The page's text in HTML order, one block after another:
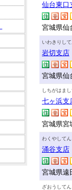
仙台東口
宮城県仙
いわきりして
岩切支店
宮城県仙
しちがはまし
七ヶ浜支
宮城県宮
わくやしてん
涌谷支店
宮城県遠
ざおうしてん